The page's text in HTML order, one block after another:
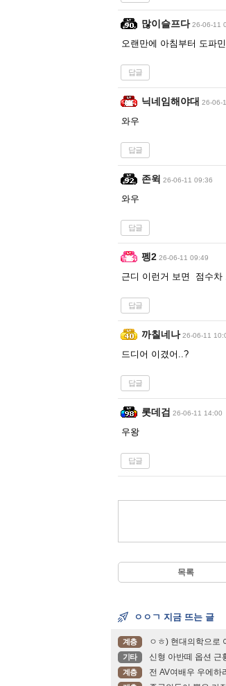
많이슬프다 26-06-11
오랜만에 아침부터 도파
답글
닉네임해야대 26-06-
와우
답글
존윅 26-06-11 09:36
와우
답글
펭2 26-06-11 09:49
근디 이런거 보면 점수차
답글
까칠네나 26-06-11
드디어 이겼어..?
답글
롯데검 26-06-11 14:00
우왕
답글
목록
ㅇㅇㄱ 지금 뜨는 글
계층 ㅇㅎ) 현대의학으로
기타 신형 아반떼 옵션 근
계층 전 AV여배우 우에하